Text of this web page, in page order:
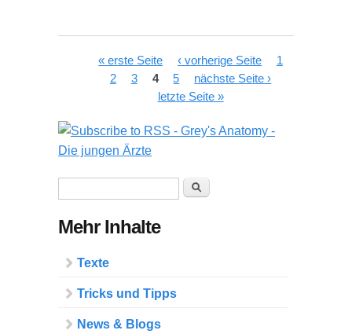
Seiten« erste Seite ‹ vorherige Seite
1
2
3 4 5
nächste Seite ›
letzte Seite »
Suche
Mehr Inhalte
Texte
Tricks und Tipps
News & Blogs